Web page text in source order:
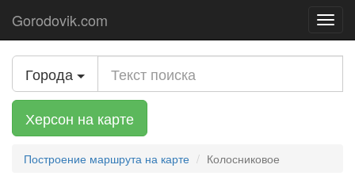
Gorodovik.com
Города
Херсон на карте
Построение маршрута на карте Колосниковое